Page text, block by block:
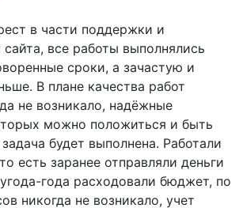
в части поддержки и
все работы выполнялись
сроки, а зачастую и
В плане качества работ
не возникало, надёжные
можно положиться и быть
будет выполнена. Работали
есть заранее отправляли деньги
года расходовали бюджет, по
никогда не возникало, учет